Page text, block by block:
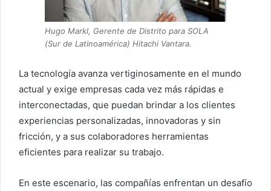
Hugo Markl, Gerente de Distrito para SOLA
(Sur de Latinoamérica) Hitachi Vantara.
La tecnología avanza vertiginosamente en el mundo
actual y exige empresas cada vez más rápidas e
interconectadas, que puedan brindar a los clientes
experiencias personalizadas, innovadoras y sin
fricción, y a sus colaboradores herramientas
eficientes para realizar su trabajo.
En este escenario, las compañías enfrentan un desafío